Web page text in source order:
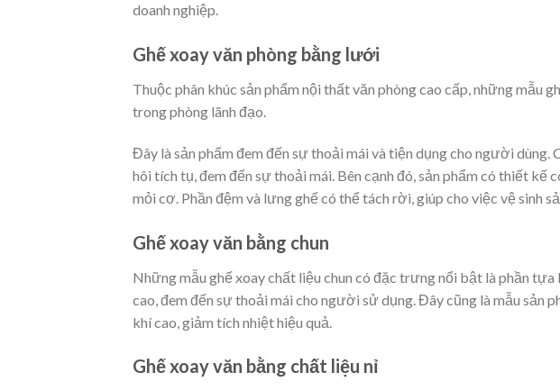
doanh nghiệp.
Ghế xoay văn phòng bằng lưới
Thuộc phân khúc sản phẩm nội thất văn phòng cao cấp, những
trong phòng lãnh đạo.
Đây là sản phẩm đem đến sự thoải mái và tiện dụng cho người
hôi tích tụ, đem đến sự thoải mái. Bên cạnh đó, sản phẩm có thiết kế
mỏi cơ. Phần đệm và lưng ghế có thể tách rời, giúp cho việc vệ sinh
Ghế xoay văn bằng chun
Những mẫu ghế xoay chất liệu chun có đặc trưng nổi bật là phần
cao, đem đến sự thoải mái cho người sử dụng. Đây cũng là mẫu sản
khí cao, giảm tích nhiệt hiệu quả.
Ghế xoay văn bằng chất liệu nỉ